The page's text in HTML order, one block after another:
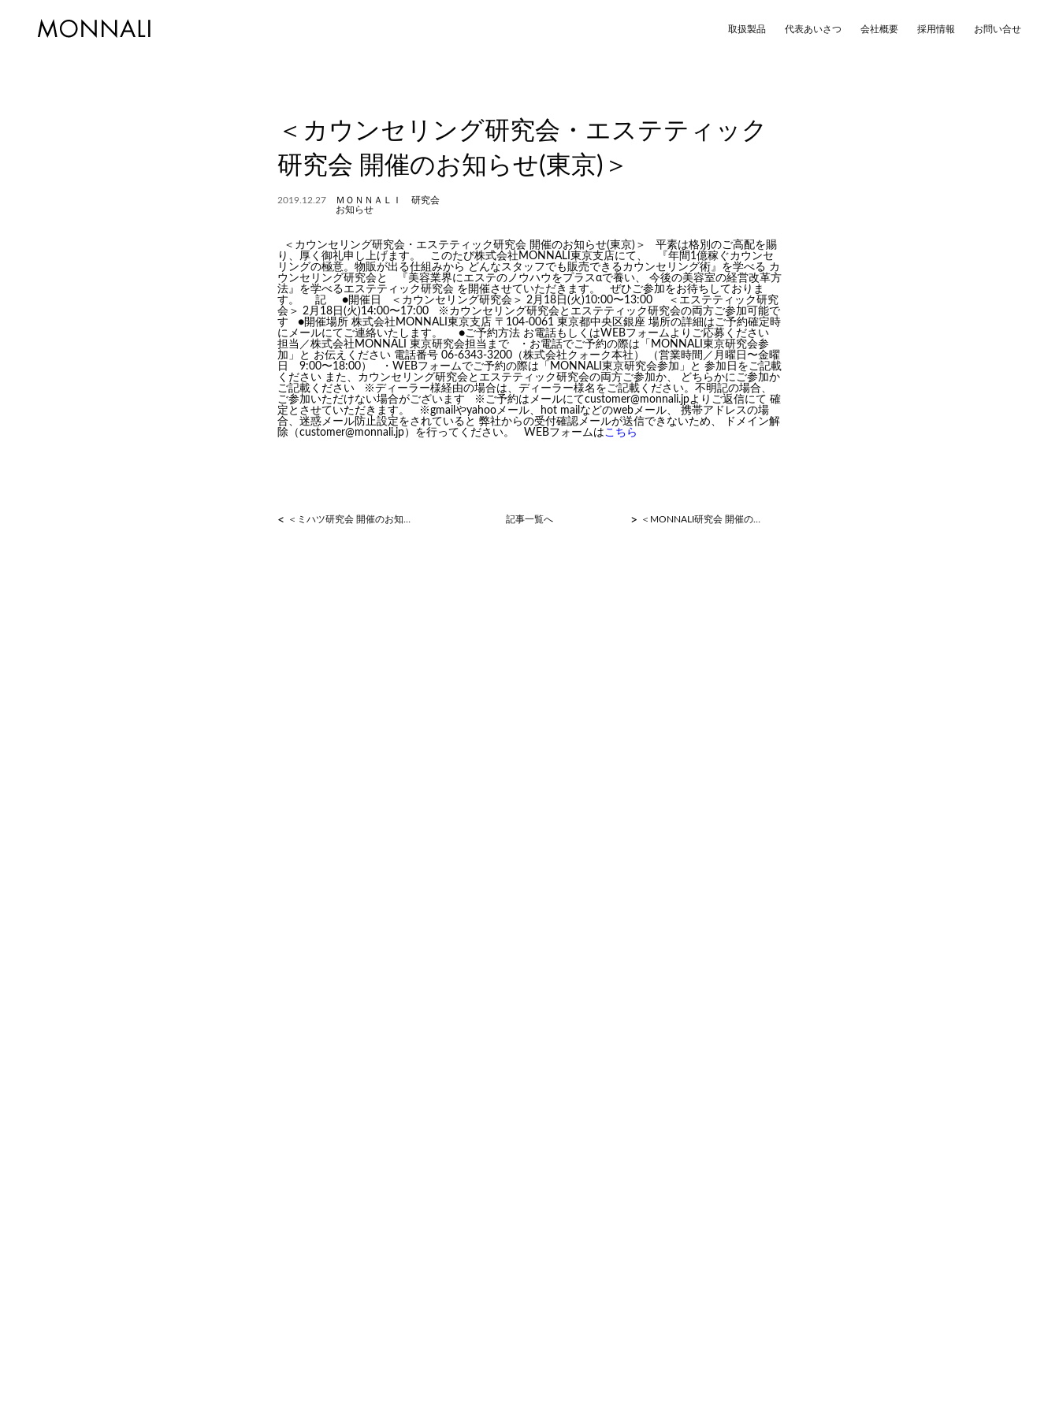
取扱製品 代表あいさつ 会社概要 採用情報 お問い合せ
＜カウンセリング研究会・エステティック
研究会 開催のお知らせ(東京)＞
2019.12.27
ＭＯＮＮＡＬＩ 研究会
お知らせ
＜カウンセリング研究会・エステティック研究会 開催のお知らせ(東京)＞
平素は格別のご高配を賜
り、厚く御礼申し上げます。 このたび株式会社MONNALI東京支店にて、
『年間1億稼ぐカウンセ
リングの極意。物販が出る仕組みから どんなスタッフでも販売できるカウンセリング術』を学べる カ
ウンセリング研究会と 『美容業界にエステのノウハウをプラスαで養い、
今後の美容室の経営改革方
法』を学べるエステティック研究会 を開催させていただきます。 ぜひご参加をお待ちしておりま
す。 記 ●開催日 ＜カウンセリング研究会＞ 2月18日(火)10:00〜13:00 ＜エステティック研究
会＞ 2月18日(火)14:00〜17:00 ※カウンセリング研究会とエステティック研究会の両方ご参加可能で
す ●開催場所 株式会社MONNALI東京支店 〒104-0061 東京都中央区銀座 場所の詳細はご予約確定時
にメールにてご連絡いたします。 ●ご予約方法 お電話もしくはWEBフォームよりご応募ください
担当／株式会社MONNALI 東京研究会担当まで ・お電話でご予約の際は「MONNALI東京研究会参
加」と お伝えください 電話番号 06-6343-3200（株式会社クォーク本社） （営業時間／月曜日〜金曜
日 9:00〜18:00） ・WEBフォームでご予約の際は「MONNALI東京研究会参加」と 参加日をご記載
ください また、カウンセリング研究会とエステティック研究会の両方ご参加か、 どちらかにご参加か
ご記載ください ※ディーラー様経由の場合は、ディーラー様名をご記載ください。不明記の場合、
ご参加いただけない場合がございます ※ご予約はメールにてcustomer@monnali.jpよりご返信にて 確
定とさせていただきます。 ※gmailやyahooメール、hot mailなどのwebメール、 携帯アドレスの場
合、迷惑メール防止設定をされていると 弊社からの受付確認メールが送信できないため、 ドメイン解
除（customer@monnali.jp）を行ってください。 WEBフォームはこちら
< ＜ミハツ研究会 開催のお知らせ(福岡)＞ 記事一覧へ > ＜MONNALI研究会 開催のお知らせ(大阪)＞